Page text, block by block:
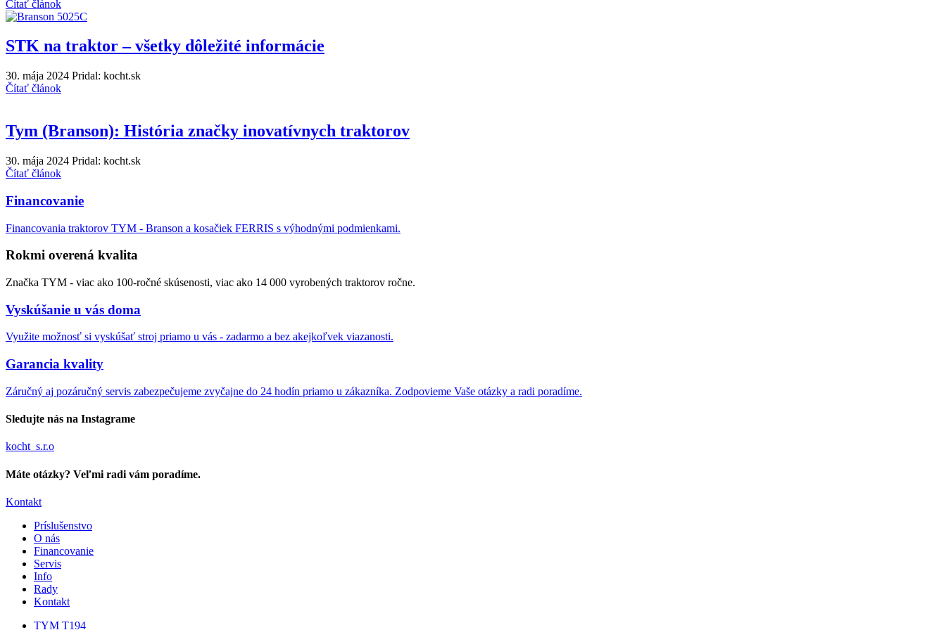
Čítať článok
STK na traktor – všetky dôležité informácie
30. mája 2024 Pridal: kocht.sk
Čítať článok
Tym (Branson): História značky inovatívnych traktorov
30. mája 2024 Pridal: kocht.sk
Čítať článok
Financovanie
Financovania traktorov TYM - Branson a kosačiek FERRIS s výhodnými podmienkami.
Rokmi overená kvalita
Značka TYM - viac ako 100-ročné skúsenosti, viac ako 14 000 vyrobených traktorov ročne.
Vyskúšanie u vás doma
Využite možnosť si vyskúšať stroj priamo u vás - zadarmo a bez akejkoľvek viazanosti.
Garancia kvality
Záručný aj pozáručný servis zabezpečujeme zvyčajne do 24 hodín priamo u zákazníka. Zodpovieme Vaše otázky a radi poradíme.
Sledujte nás na Instagrame
kocht_s.r.o
Máte otázky? Veľmi radi vám poradíme.
Kontakt
Príslušenstvo
O nás
Financovanie
Servis
Info
Rady
Kontakt
TYM T194